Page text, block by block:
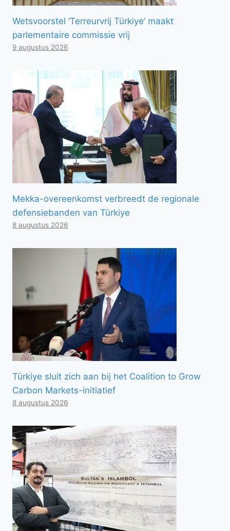
Wetsvoorstel ‘Terreurvrij Türkiye’ maakt
parlementaire commissie vrij
9 augustus 2026
Mekka-overeenkomst verbreedt de regionale
defensiebanden van Türkiye
8 augustus 2026
Türkiye sluit zich aan bij het Coalition to Grow
Carbon Markets-initiatief
8 augustus 2026